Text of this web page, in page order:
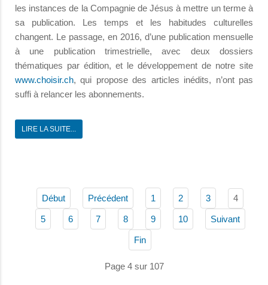
les instances de la Compagnie de Jésus à mettre un terme à
sa publication. Les temps et les habitudes culturelles
changent. Le passage, en 2016, d’une publication mensuelle
à une publication trimestrielle, avec deux dossiers
thématiques par édition, et le développement de notre site
www.choisir.ch, qui propose des articles inédits, n’ont pas
suffi à relancer les abonnements.
LIRE LA SUITE...
Début Précédent 1 2 3 4
5 6 7 8 9 10 Suivant
Fin
Page 4 sur 107